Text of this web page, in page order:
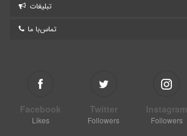
تبلیغات
تماس‌با ما
Facebook
Likes
Twitter
Followers
Instagram
Followers